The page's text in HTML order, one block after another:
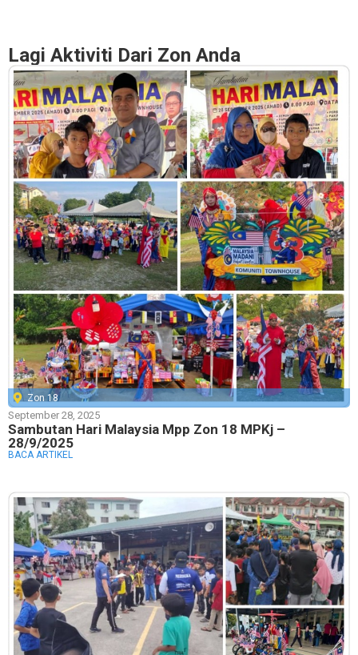
Lagi Aktiviti Dari Zon Anda
Zon 18
September 28, 2025
Sambutan Hari Malaysia Mpp Zon 18 MPKj –
28/9/2025
BACA ARTIKEL